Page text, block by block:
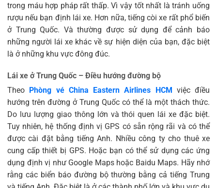
trong máu hợp pháp rất thấp. Vì vậy tốt nhất là tránh uống
rượu nếu bạn định lái xe. Hơn nữa, tiếng còi xe rất phổ biến
ở Trung Quốc. Và thường được sử dụng để cảnh báo
những người lái xe khác về sự hiện diện của bạn, đặc biệt
là ở những khu vực đông đúc.
Lái xe ở Trung Quốc – Điều hướng đường bộ
Theo
Phòng vé China Eastern Airlines HCM
việc điều
hướng trên đường ở Trung Quốc có thể là một thách thức.
Do lưu lượng giao thông lớn và thói quen lái xe đặc biệt.
Tuy nhiên, hệ thống định vị GPS có sẵn rộng rãi và có thể
được cài đặt bằng tiếng Anh. Nhiều công ty cho thuê xe
cung cấp thiết bị GPS. Hoặc bạn có thể sử dụng các ứng
dụng định vị như Google Maps hoặc Baidu Maps. Hãy nhớ
rằng các biển báo đường bộ thường bằng cả tiếng Trung